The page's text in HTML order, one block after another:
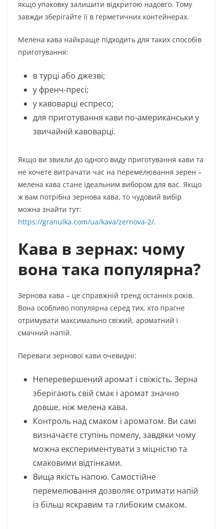
якщо упаковку залишити відкритою надовго. Тому
завжди зберігайте її в герметичних контейнерах.
Мелена кава найкраще підходить для таких способів
приготування:
в турці або джезві;
у френч-пресі;
у кавоварці еспресо;
для приготування кави по-американськи у
звичайній кавоварці.
Якщо ви звикли до одного виду приготування кави та
не хочете витрачати час на перемелювання зерен –
мелена кава стане ідеальним вибором для вас. Якщо
ж вам потрібна зернова кава, то чудовий вибір
можна знайти тут:
https://granulka.com/ua/kava/zernova-2/.
Кава в зернах: чому
вона така популярна?
Зернова кава – це справжній тренд останніх років.
Вона особливо популярна серед тих, хто прагне
отримувати максимально свіжий, ароматний і
смачний напій.
Переваги зернової кави очевидні:
Неперевершений аромат і свіжість. Зерна
зберігають свій смак і аромат значно
довше, ніж мелена кава.
Контроль над смаком і ароматом. Ви самі
визначаєте ступінь помелу, завдяки чому
можна експериментувати з міцністю та
смаковими відтінками.
Вища якість напою. Самостійне
перемелювання дозволяє отримати напій
із більш яскравим та глибоким смаком.